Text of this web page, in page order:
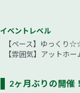
イベントレベル
【ペース】ゆっく
【雰囲気】アット
2ヶ月ぶりの開催